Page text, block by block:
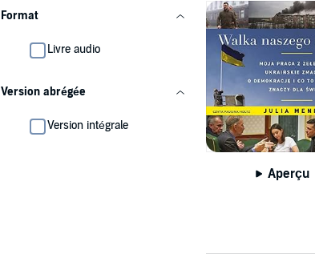
Format
Livre audio
Version abrégée
Version intégrale
Aperçu